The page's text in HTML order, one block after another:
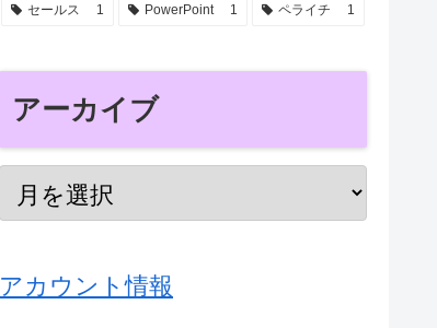
セールス 1 PowerPoint 1 ペライチ 1
アーカイブ
アカウント情報